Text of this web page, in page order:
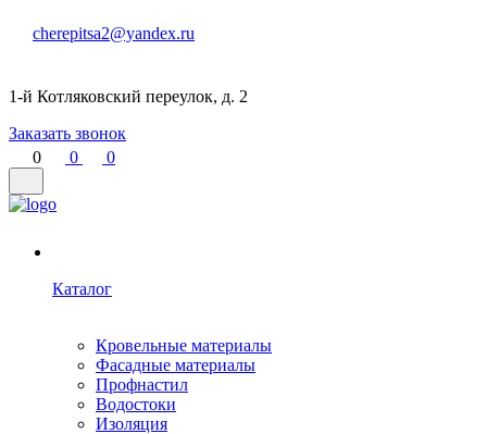
cherepitsa2@yandex.ru
1-й Котляковский переулок, д. 2
Заказать звонок
0
0 0
Каталог
Кровельные материалы
Фасадные материалы
Профнастил
Водостоки
Изоляция